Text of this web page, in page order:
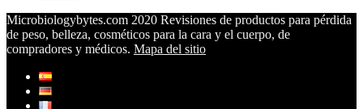
Microbiologybytes.com 2020 Revisiones de productos para pérdida
de peso, belleza, cosméticos para la cara y el cuerpo, de
compradores y médicos. Mapa del sitio